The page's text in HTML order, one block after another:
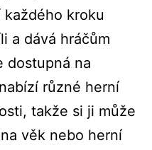
kroku
a dává hráčům
dostupná na
různé herní
takže si ji může
věk nebo herní